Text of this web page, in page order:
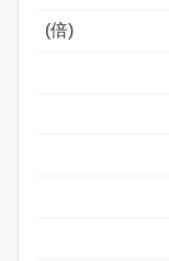
(倍)